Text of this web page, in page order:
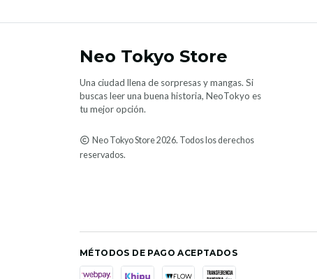
Neo Tokyo Store
Una ciudad llena de sorpresas y mangas. Si
buscas leer una buena historia, NeoTokyo es
tu mejor opción.
Neo Tokyo Store 2026. Todos los derechos
reservados.
MÉTODOS DE PAGO ACEPTADOS